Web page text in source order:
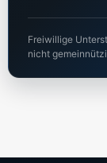
Freiwillige
nicht